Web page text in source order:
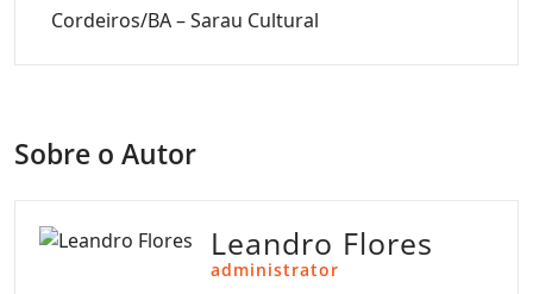
Cordeiros/BA – Sarau Cultural
Sobre o Autor
Leandro Flores
administrator